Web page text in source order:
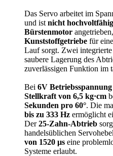
Das Servo arbeitet im
und ist nicht hochvoltfähig
Bürstenmotor
Kunststoffgetriebe für
Lauf sorgt. Zwei integrierte
saubere Lagerung des
zuverlässigen Funktion im
Bei 6V Betriebsspannung
Stellkraft von 6,5 kg·cm
Sekunden pro 60°. Die
bis zu 333 Hz ermöglicht
Der25-Zahn-Abtrieb
handelsüblichen
von 1520 µs eine
Systeme erlaubt.